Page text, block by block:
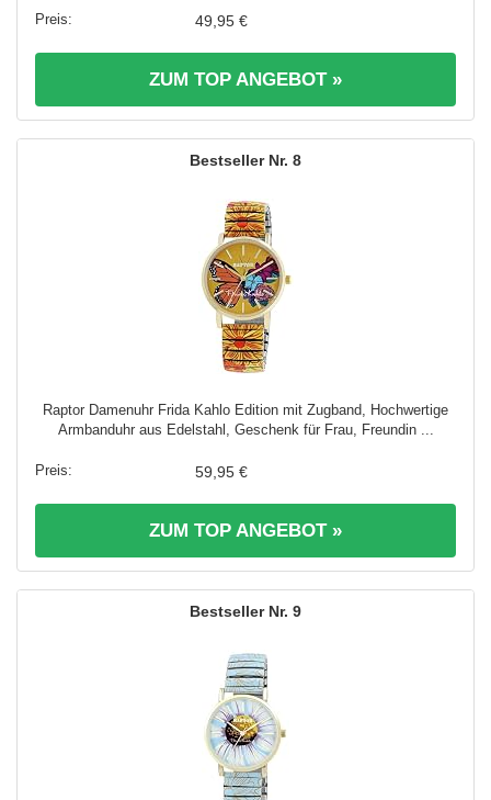
49,95 €
ZUM TOP ANGEBOT »
8
Raptor Damenuhr Frida Kahlo Edition mit Zugband, Hochwertige
Armbanduhr aus Edelstahl, Geschenk für Frau, Freundin ...
59,95 €
ZUM TOP ANGEBOT »
9